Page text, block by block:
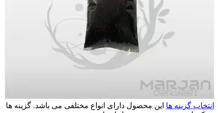
انتخاب گزینه ها این محصول دارای انواع مختلفی می باشد. گزینه ها